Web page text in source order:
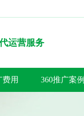
运营服务
费用 360推广案例